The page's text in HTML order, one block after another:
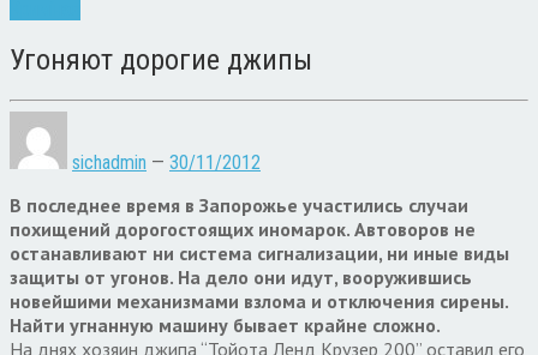
Угоняют дорогие джипы
sichadmin — 30/11/2012
В последнее время в Запорожье участились случаи
похищений дорогостоящих иномарок. Автоворов не
останавливают ни система сигнализации, ни иные виды
защиты от угонов. На дело они идут, вооружившись
новейшими механизмами взлома и отключения сирены.
Найти угнанную машину бывает крайне сложно.
На днях хозяин джипа “Тойота Ленд Крузер 200” оставил его